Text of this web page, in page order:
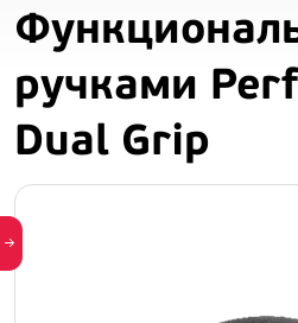
ручками
Dual Grip